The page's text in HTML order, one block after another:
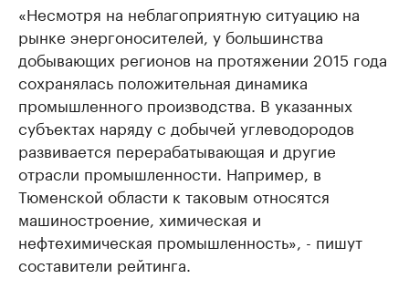
«Несмотря на неблагоприятную ситуацию на
рынке энергоносителей, у большинства
добывающих регионов на протяжении 2015 года
сохранялась положительная динамика
промышленного производства. В указанных
субъектах наряду с добычей углеводородов
развивается перерабатывающая и другие
отрасли промышленности. Например, в
Тюменской области к таковым относятся
машиностроение, химическая и
нефтехимическая промышленность», - пишут
составители рейтинга.